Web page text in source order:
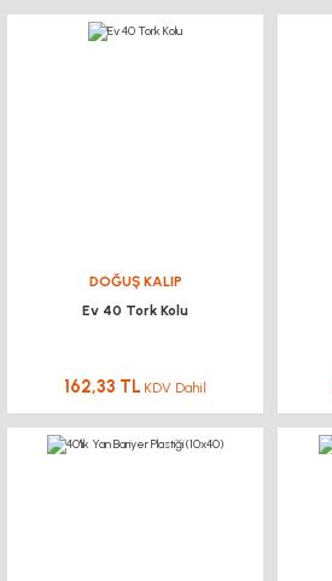
DOĞUŞ KALIP
Ev 40 Tork Kolu
162,33 TL KDV Dahil